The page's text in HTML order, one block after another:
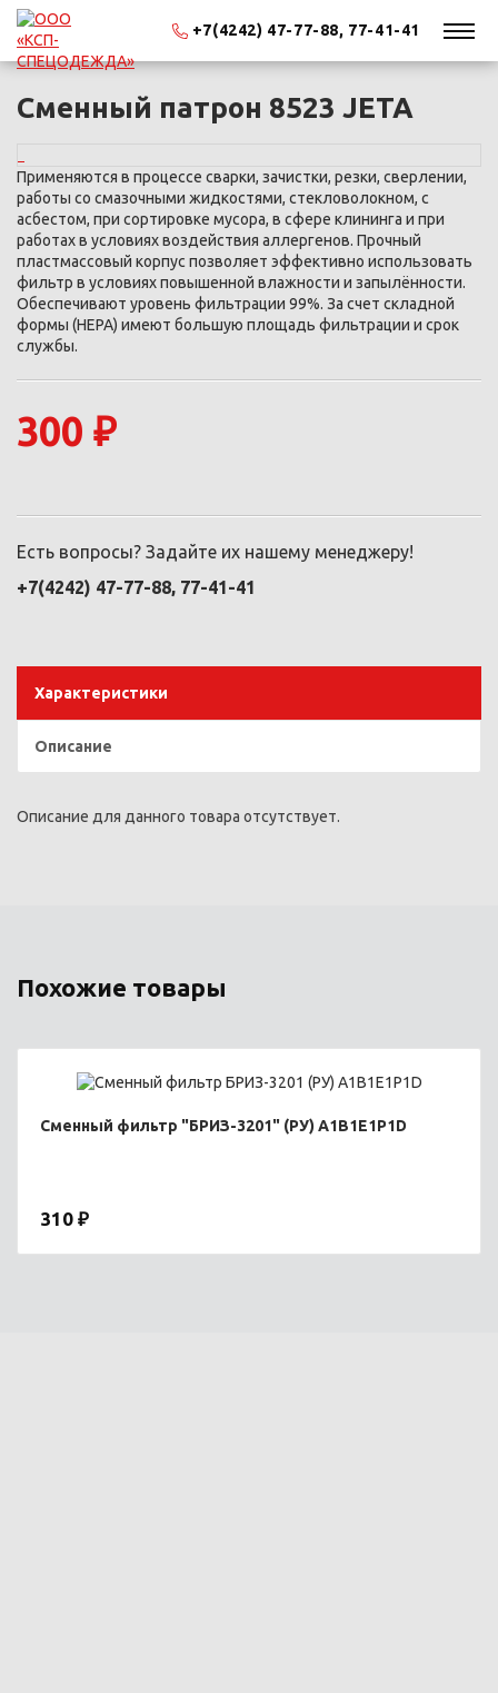
+7(4242) 47-77-88, 77-41-41
Сменный патрон 8523 JETA
Применяются в процессе сварки, зачистки, резки, сверлении,
работы со смазочными жидкостями, стекловолокном, с
асбестом, при сортировке мусора, в сфере клининга и при
работах в условиях воздействия аллергенов. Прочный
пластмассовый корпус позволяет эффективно использовать
фильтр в условиях повышенной влажности и запылённости.
Обеспечивают уровень фильтрации 99%. За счет складной
формы (HEPA) имеют большую площадь фильтрации и срок
службы.
300 ₽
Есть вопросы? Задайте их нашему менеджеру!
+7(4242) 47-77-88, 77-41-41
Характеристики
Описание
Описание для данного товара отсутствует.
Похожие товары
Сменный фильтр "БРИЗ-3201" (РУ) А1В1Е1Р1D
310 ₽